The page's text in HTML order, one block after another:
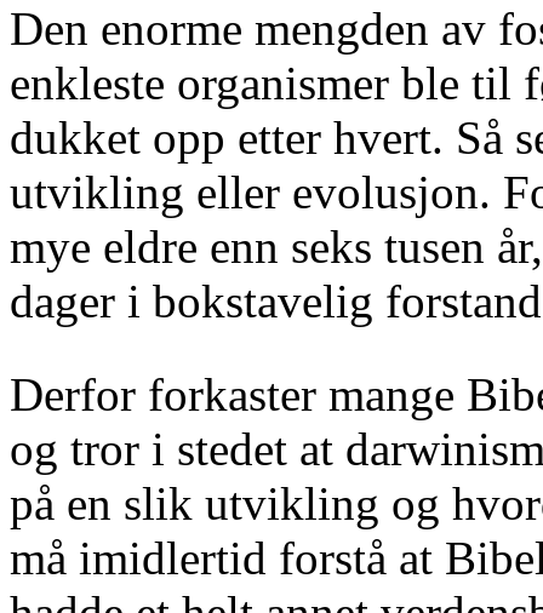
Den enorme mengden av
enkleste organismer ble til
dukket opp etter hvert. Så
utvikling eller evolusjon.
mye eldre enn seks tusen
dager i bokstavelig
Derfor forkaster mange
og tror i stedet at
på en slik utvikling og
må imidlertid forstå at